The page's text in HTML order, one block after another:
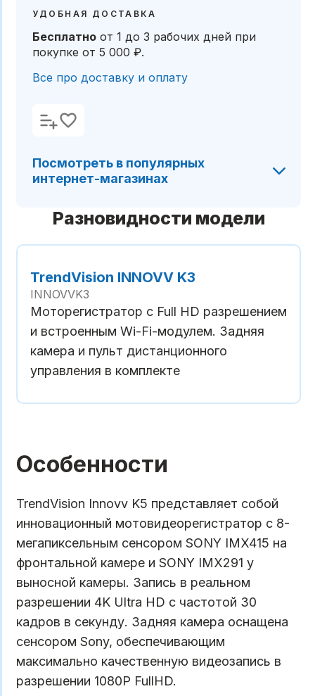
УДОБНАЯ ДОСТАВКА
Бесплатно от 1 до 3 рабочих днейпри
покупке от 5 000 ₽.
Все про доставку и оплату
Посмотреть в популярных
интернет-магазинах
Разновидности модели
TrendVision INNOVV K3
INNOVVK3
Моторегистратор с Full HD разрешением
и встроенным Wi-Fi-модулем. Задняя
камера и пульт дистанционного
управления в комплекте
Особенности
TrendVision Innovv K5 представляет собой
инновационный мотовидеорегистратор с 8-
мегапиксельным сенсором SONY IMX415 на
фронтальной камере и SONY IMX291 у
выносной камеры. Запись в реальном
разрешении 4K Ultra HD с частотой 30
кадров в секунду. Задняя камера оснащена
сенсором Sony, обеспечивающим
максимально качественную видеозапись в
разрешении 1080P FullHD.